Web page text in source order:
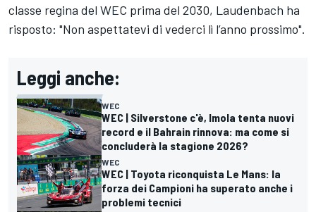
classe regina del WEC prima del 2030, Laudenbach ha
risposto: "Non aspettatevi di vederci lì l’anno prossimo".
Leggi anche:
WEC
WEC | Silverstone c'è, Imola tenta nuovi
record e il Bahrain rinnova: ma come si
concluderà la stagione 2026?
WEC
WEC | Toyota riconquista Le Mans: la
forza dei Campioni ha superato anche i
problemi tecnici